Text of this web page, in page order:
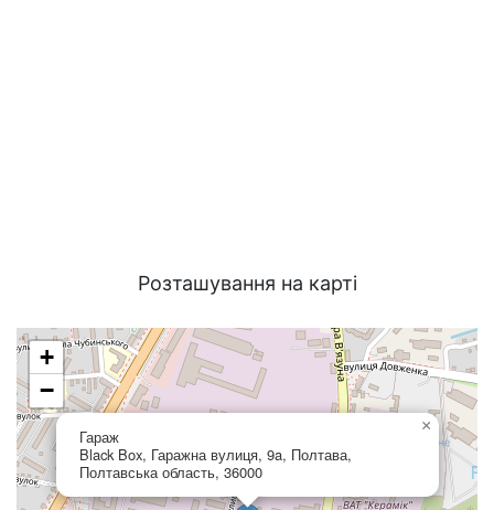
Розташування на карті
Гараж
Black Box, Гаражна вулиця, 9a, Полтава,
Полтавська область, 36000
×
+
−